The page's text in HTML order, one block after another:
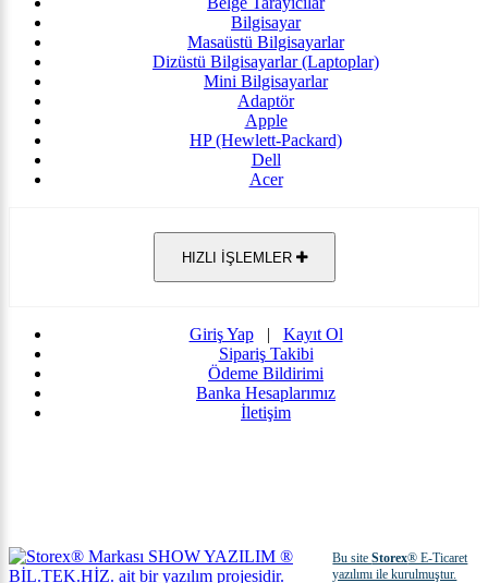
Bilgisayar
Masaüstü Bilgisayarlar
Dizüstü Bilgisayarlar (Laptoplar)
Mini Bilgisayarlar
Adaptör
Apple
HP (Hewlett-Packard)
Dell
Acer
HIZLI İŞLEMLER
Giriş Yap| Kayıt Ol
Sipariş Takibi
Ödeme Bildirimi
Banka Hesaplarımız
İletişim
Bu siteStorex® E-Ticaret
yazılımı ile kurulmuştur.